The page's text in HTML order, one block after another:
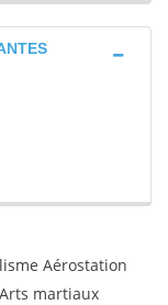
Aérostation
martiaux